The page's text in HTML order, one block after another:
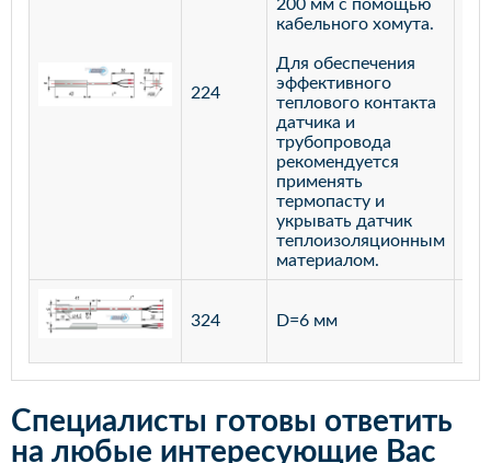
224
200 мм с помощью
кабельного хомута.
Для обеспечения
эффективного
теплового контакта
датчика и
трубопровода
рекомендуется
применять
термопасту и
укрывать датчик
теплоизоляционным
материалом.
324 D=6 мм
Специалисты готовы ответить
на любые интересующие Вас